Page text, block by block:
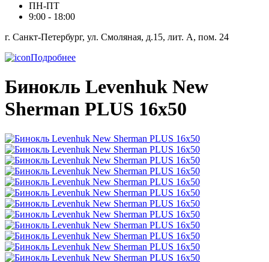
ПН-ПТ
9:00 - 18:00
г. Санкт-Петербург, ул. Смоляная, д.15, лит. А, пом. 24
Подробнее
Бинокль Levenhuk New
Sherman PLUS 16x50